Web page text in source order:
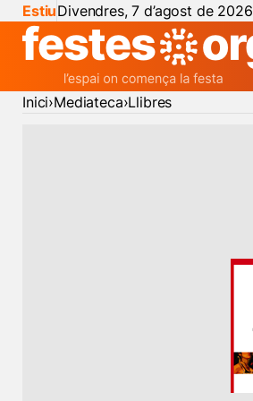
EstiuDivendres, 7 d’agost de 2026
Inici Mediateca Llibres